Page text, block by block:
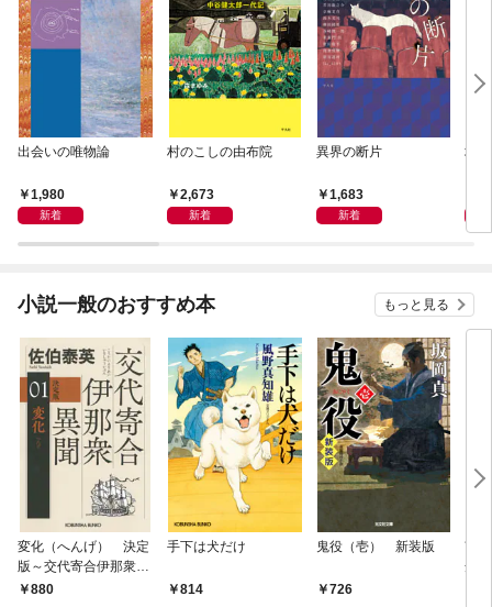
出会いの唯物論
1,980
新着
村のこしの由布院
2,673
新着
異界の断片
1,683
新着
地
小説一般のおすすめ本 もっと見る
変化（へんげ） 決定
版～交代寄合伊那衆異
聞（1）～
880
手下は犬だけ
814
鬼役（壱） 新装版
726
南
舟